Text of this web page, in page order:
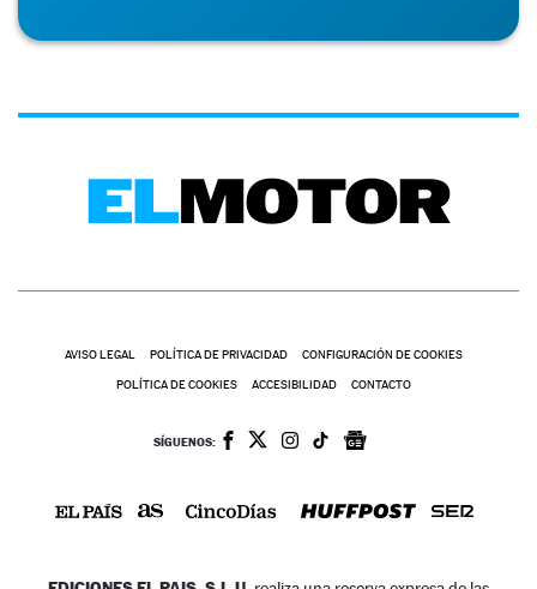
AVISO LEGAL POLÍTICA DE PRIVACIDAD CONFIGURACIÓN DE COOKIES
POLÍTICA DE COOKIES ACCESIBILIDAD CONTACTO
SÍGUENOS: